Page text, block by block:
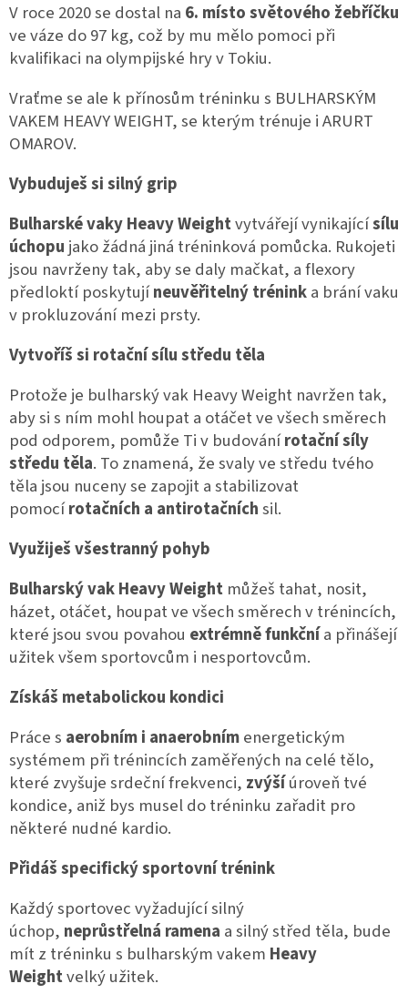
V roce 2020 se dostal na 6. místo světového žebříčku
ve váze do 97 kg, což by mu mělo pomoci při
kvalifikaci na olympijské hry v Tokiu.
Vraťme se ale k přínosům tréninku s BULHARSKÝM
VAKEM HEAVY WEIGHT, se kterým trénuje i ARURT
OMAROV.
Vybuduješ si silný grip
Bulharské vaky Heavy Weightvytvářejí vynikajícísílu
úchopu jako žádná jiná tréninková pomůcka. Rukojeti
jsou navrženy tak, aby se daly mačkat, a flexory
předloktí poskytujíneuvěřitelný tréninka brání vaku
v prokluzování mezi prsty.
Vytvoříš si rotační sílu středu těla
Protože je bulharský vak Heavy Weight navržen tak,
aby si s ním mohl houpat a otáčet ve všech směrech
pod odporem, pomůže Ti v budovánírotační síly
středu těla. To znamená, že svaly ve středu tvého
těla jsou nuceny se zapojit a stabilizovat
pomocírotačních a antirotačníchsil.
Využiješ všestranný pohyb
Bulharský vak Heavy Weight můžeš tahat, nosit,
házet, otáčet, houpat ve všech směrech v trénincích,
které jsou svou povahou extrémně funkčnía přinášejí
užitek všem sportovcům i nesportovcům.
Získáš metabolickou kondici
Práce s aerobním i anaerobnímenergetickým
systémem při trénincích zaměřených na celé tělo,
které zvyšuje srdeční frekvenci, zvýšíúroveň tvé
kondice, aniž bys musel do tréninku zařadit pro
některé nudné kardio.
Přidáš specifický sportovní trénink
Každý sportovec vyžadující silný
úchop, neprůstřelná ramena a silný střed těla, bude
mít z tréninku s bulharským vakem Heavy
Weightvelký užitek.